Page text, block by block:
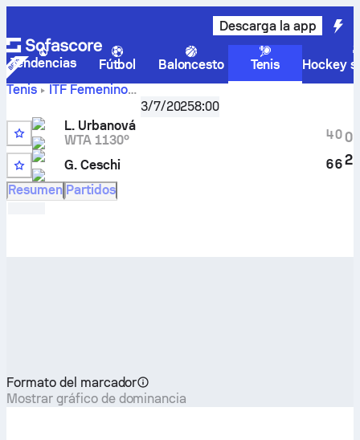
Descarga la app
Tendencias Fútbol Baloncesto Tenis
Hockey
Tenis
ITF Femenino
ITF W15 Kursumlijska Banja 9 Women
Lucie Urbanová
Gloria Ceschi
resultados cara a cara
3/7/20258:00
L. Urbanová
WTA 1130º
G. Ceschi
4
6
0
6
0
2
Resumen Partidos
Formato del marcador
Mostrar gráfico de dominancia